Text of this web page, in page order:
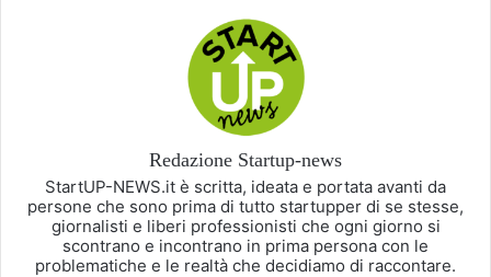
Redazione Startup-news
StartUP-NEWS.it è scritta, ideata e portata avanti da
persone che sono prima di tutto startupper di se stesse,
giornalisti e liberi professionisti che ogni giorno si
scontrano e incontrano in prima persona con le
problematiche e le realtà che decidiamo di raccontare.